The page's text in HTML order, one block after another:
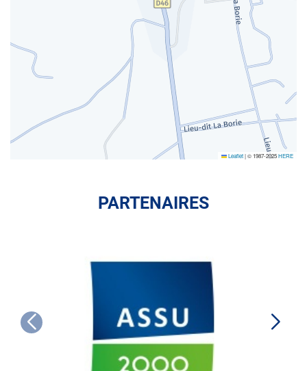
Leaflet|© 1987-2025HERE
PARTENAIRES